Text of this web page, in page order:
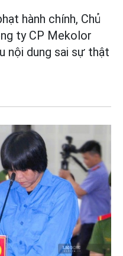
hành chính, Chủ
ty CP Mekolor
nội dung sai sự thật